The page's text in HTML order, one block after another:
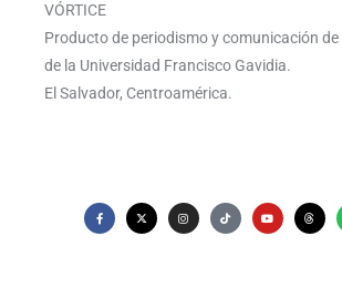
VÓRTICE
Producto de periodismo y comunicación de
de la Universidad Francisco Gavidia.
El Salvador, Centroamérica.